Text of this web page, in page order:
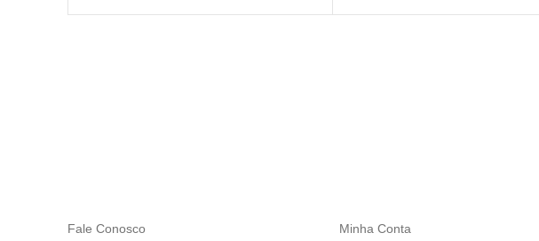
Fale Conosco Minha Conta